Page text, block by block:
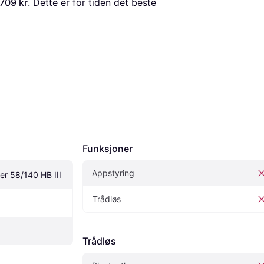
58/140 HB III
Funksjoner
Appstyring
Trådløs
Trådløs